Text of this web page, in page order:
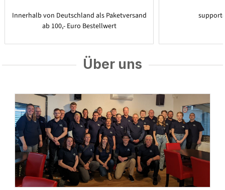
Innerhalb von Deutschland als Paketversand
ab 100,- Euro Bestellwert
Über uns